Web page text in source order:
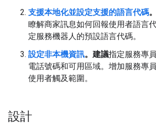
支援本地化並設定支援的語言代碼
瞭解商家訊息如何回報使用者語言
定服務機器人的預設語言代碼。
設定非本機資訊。建議指定服務專
電話號碼和可用區域。增加服務專
使用者觸及範圍。
設計